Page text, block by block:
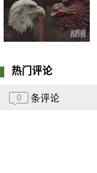
热门评论
0 条评论